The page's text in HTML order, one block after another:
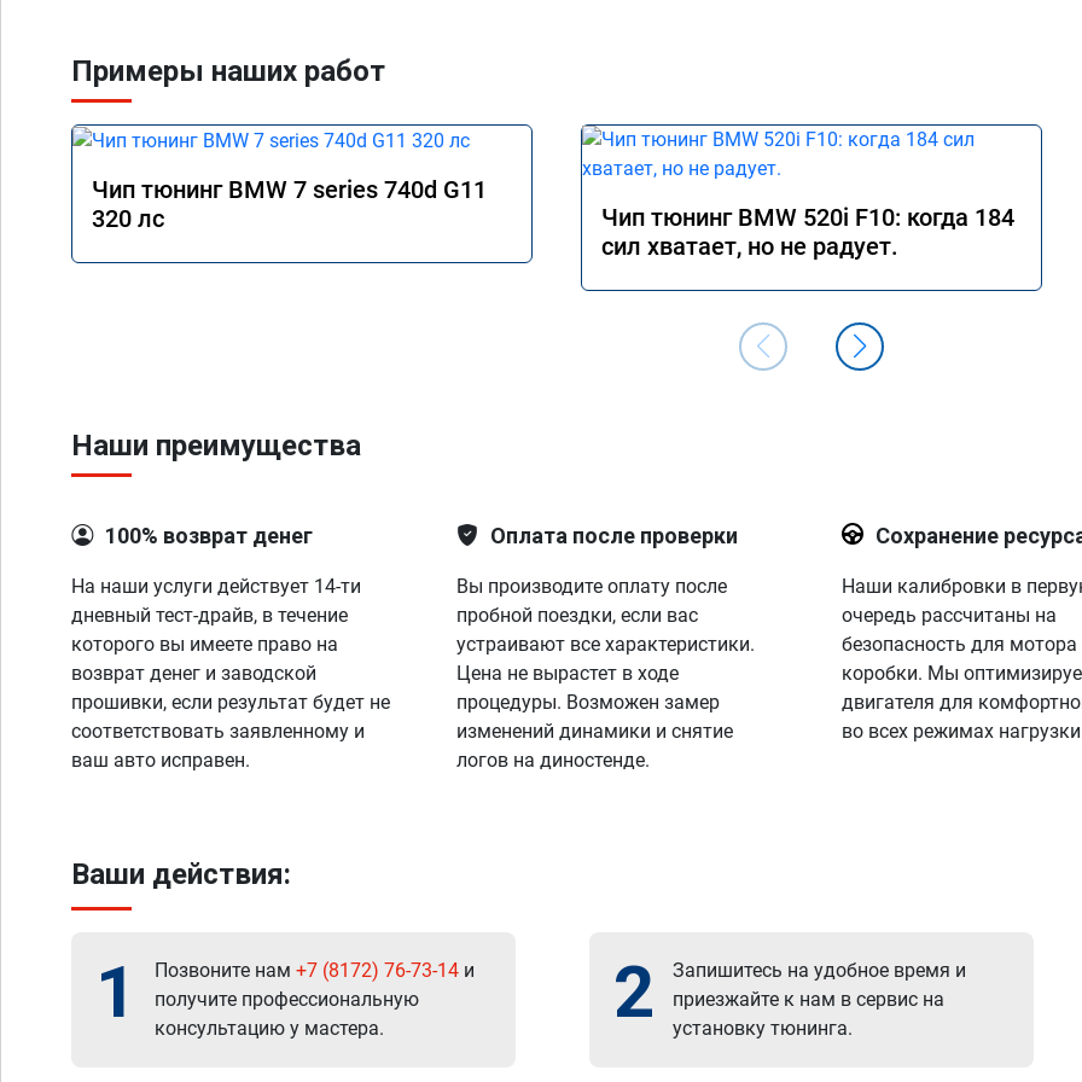
Примеры наших работ
Чип тюнинг BMW 7 series 740d G11
320 лс
Чип тюнинг BMW 520i F10: когда 184
сил хватает, но не радует.
Наши преимущества
100% возврат денег
На наши услуги действует 14-ти
дневный тест-драйв, в течение
которого вы имеете право на
возврат денег и заводской
прошивки, если результат будет не
соответствовать заявленному и
ваш авто исправен.
Оплата после проверки
Вы производите оплату после
пробной поездки, если вас
устраивают все характеристики.
Цена не вырастет в ходе
процедуры. Возможен замер
изменений динамики и снятие
логов на диностенде.
Сохранение
Наши калибровки в
очередь рассчитаны на
безопасность для мотора
коробки. Мы
двигателя для
во всех режимах
Ваши действия:
1 Позвоните нам +7 (8172) 76-73-14 и
получите профессиональную
консультацию у мастера.
2
Запишитесь на удобное время и
приезжайте к нам в сервис на
установку тюнинга.